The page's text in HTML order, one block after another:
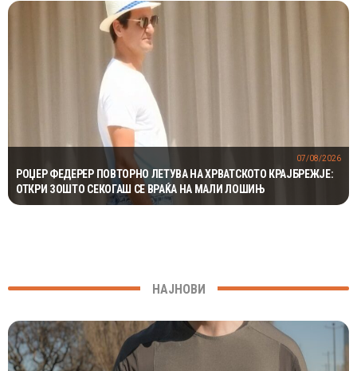
РОЏЕР ФЕДЕРЕР ПОВТОРНО ЛЕТУВА НА ХРВАТСКОТО КРАЈБРЕЖЈЕ:
ОТКРИ ЗОШТО СЕКОГАШ СЕ ВРАЌА НА МАЛИ ЛОШИЊ
07/08/2026
НАЈНОВИ